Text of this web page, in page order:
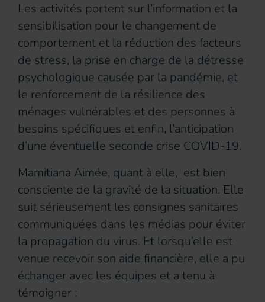
Les activités portent sur l’information et la
sensibilisation pour le changement de
comportement et la réduction des facteurs
de stress, la prise en charge de la détresse
psychologique causée par la pandémie, et
le renforcement de la résilience des
ménages vulnérables et des personnes à
besoins spécifiques et enfin, l’anticipation
d’une éventuelle seconde crise COVID-19.
Mamitiana Aimée, quant à elle, est bien
consciente de la gravité de la situation. Elle
suit sérieusement les consignes sanitaires
communiquées dans les médias pour éviter
la propagation du virus. Et lorsqu’elle est
venue recevoir son aide financière, elle a pu
échanger avec les équipes et a tenu à
témoigner :